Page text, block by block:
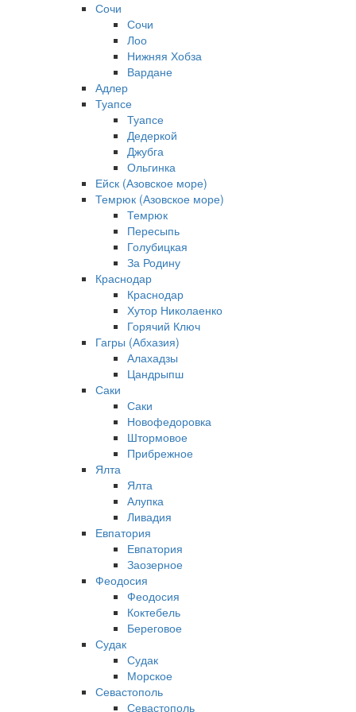
Сочи
Сочи
Лоо
Нижняя Хобза
Вардане
Адлер
Туапсе
Туапсе
Дедеркой
Джубга
Ольгинка
Ейск (Азовское море)
Темрюк (Азовское море)
Темрюк
Пересыпь
Голубицкая
За Родину
Краснодар
Краснодар
Хутор Николаенко
Горячий Ключ
Гагры (Абхазия)
Алахадзы
Цандрыпш
Саки
Саки
Новофедоровка
Штормовое
Прибрежное
Ялта
Ялта
Алупка
Ливадия
Евпатория
Евпатория
Заозерное
Феодосия
Феодосия
Коктебель
Береговое
Судак
Судак
Морское
Севастополь
Севастополь